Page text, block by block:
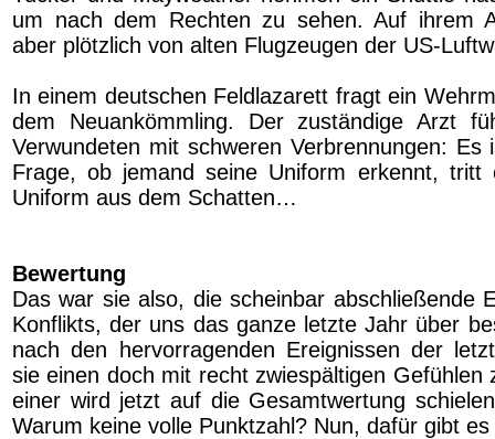
um nach dem Rechten zu sehen. Auf ihrem
aber plötzlich von alten Flugzeugen der US-
In einem deutschen Feldlazarett fragt ein
dem Neuankömmling. Der zuständige Arzt
Verwundeten mit schweren Verbrennungen: Es
Frage, ob jemand seine Uniform erkennt, tritt
Uniform aus dem Schatten…
Bewertung
Das war sie also, die scheinbar abschließende
Konflikts, der uns das ganze letzte Jahr über
nach den hervorragenden Ereignissen der
sie einen doch mit recht zwiespältigen Gefühlen
einer wird jetzt auf die Gesamtwertung
Warum keine volle Punktzahl? Nun, dafür gibt